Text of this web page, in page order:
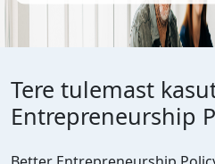
Tere tulemast
Entrepreneurship